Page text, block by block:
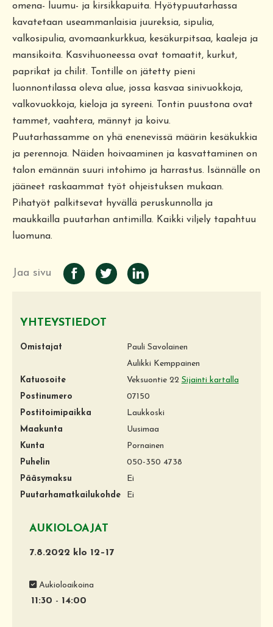
omena- luumu- ja kirsikkapuita. Hyötypuutarhassa
kavatetaan useammanlaisia juureksia, sipulia,
valkosipulia, avomaankurkkua, kesäkurpitsaa, kaaleja ja
mansikoita. Kasvihuoneessa ovat tomaatit, kurkut,
paprikat ja chilit. Tontille on jätetty pieni
luonnontilassa oleva alue, jossa kasvaa sinivuokkoja,
valkovuokkoja, kieloja ja syreeni. Tontin puustona ovat
tammet, vaahtera, männyt ja koivu.
Puutarhassamme on yhä enenevissä määrin kesäkukkia
ja perennoja. Näiden hoivaaminen ja kasvattaminen on
talon emännän suuri intohimo ja harrastus. Isännälle on
jääneet raskaammat työt ohjeistuksen mukaan.
Pihatyöt palkitsevat hyvällä peruskunnolla ja
maukkailla puutarhan antimilla. Kaikki viljely tapahtuu
luomuna.
Jaa sivu
YHTEYSTIEDOT
Omistajat
Pauli Savolainen
Aulikki Kemppainen
Katuosoite
Veksuontie 22 Sijainti kartalla
Postinumero
07150
Postitoimipaikka
Laukkoski
Maakunta
Uusimaa
Kunta
Pornainen
Puhelin
050-350 4738
Pääsymaksu
Ei
Puutarhamatkailukohde
Ei
AUKIOLOAJAT
7.8.2022 klo 12–17
Aukioloaikoina
11:30 - 14:00